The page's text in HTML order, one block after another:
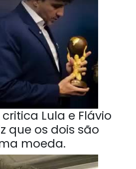
Lula e Flávio
que os dois são
moeda.